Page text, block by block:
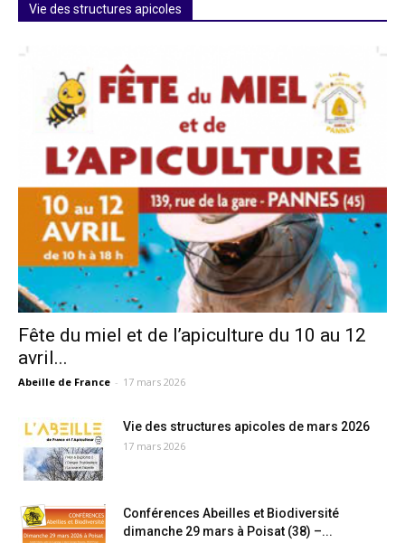
Vie des structures apicoles
Fête du miel et de l’apiculture du 10 au 12
avril...
Abeille de France - 17 mars 2026
Vie des structures apicoles de mars 2026
17 mars 2026
Conférences Abeilles et Biodiversité
dimanche 29 mars à Poisat (38) –...